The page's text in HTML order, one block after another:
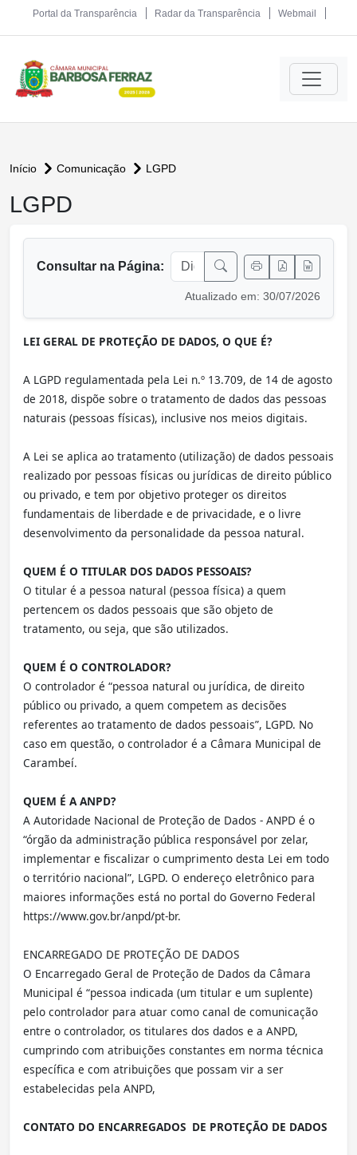
Portal da Transparência Radar da Transparência Webmail
Início Comunicação LGPD
conteúdo principal
LGPD
Consultar na Página:
Atualizado em: 30/07/2026
LEI GERAL DE PROTEÇÃO DE DADOS, O QUE É?
A LGPD regulamentada pela Lei n.º 13.709, de 14 de agosto
de 2018, dispõe sobre o tratamento de dados das pessoas
naturais (pessoas físicas), inclusive nos meios digitais.
A Lei se aplica ao tratamento (utilização) de dados pessoais
realizado por pessoas físicas ou jurídicas de direito público
ou privado, e tem por objetivo proteger os direitos
fundamentais de liberdade e de privacidade, e o livre
desenvolvimento da personalidade da pessoa natural.
QUEM É O TITULAR DOS DADOS PESSOAIS?
O titular é a pessoa natural (pessoa física) a quem
pertencem os dados pessoais que são objeto de
tratamento, ou seja, que são utilizados.
QUEM É O CONTROLADOR?
O controlador é “pessoa natural ou jurídica, de direito
público ou privado, a quem competem as decisões
referentes ao tratamento de dados pessoais”, LGPD. No
caso em questão, o controlador é a Câmara Municipal de
Carambeí.
QUEM É A ANPD?
A Autoridade Nacional de Proteção de Dados - ANPD é o
“órgão da administração pública responsável por zelar,
implementar e fiscalizar o cumprimento desta Lei em todo
o território nacional”, LGPD. O endereço eletrônico para
maiores informações está no portal do Governo Federal
https://www.gov.br/anpd/pt-br.
ENCARREGADO DE PROTEÇÃO DE DADOS
O Encarregado Geral de Proteção de Dados da Câmara
Municipal é “pessoa indicada (um titular e um suplente)
pelo controlador para atuar como canal de comunicação
entre o controlador, os titulares dos dados e a ANPD,
cumprindo com atribuições constantes em norma técnica
específica e com atribuições que possam vir a ser
estabelecidas pela ANPD,
CONTATO DO ENCARREGADOS DE PROTEÇÃO DE DADOS